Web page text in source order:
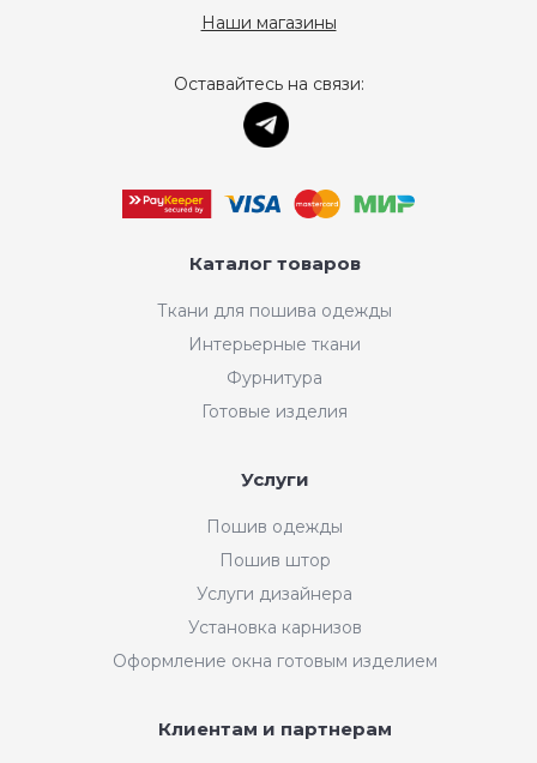
Наши магазины
Оставайтесь на связи:
Каталог товаров
Ткани для пошива одежды
Интерьерные ткани
Фурнитура
Готовые изделия
Услуги
Пошив одежды
Пошив штор
Услуги дизайнера
Установка карнизов
Оформление окна готовым изделием
Клиентам и партнерам